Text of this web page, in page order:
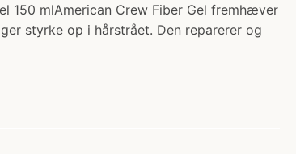
150 mlAmerican Crew Fiber Gel fremhæver
styrke op i hårstrået. Den reparerer og